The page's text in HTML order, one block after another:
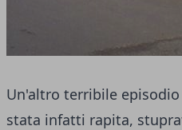
Un'altro terribile episodio
stata infatti rapita,